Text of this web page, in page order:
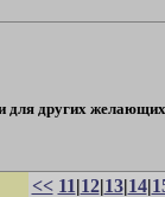
для других
<< 11|12|13|14|